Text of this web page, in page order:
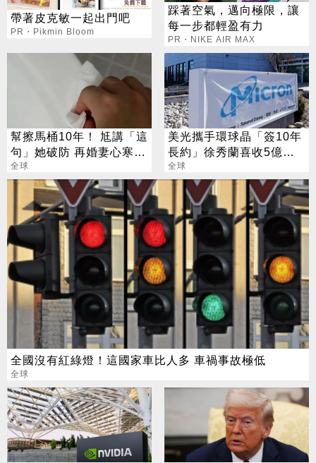
帶著皮克敏一起出門吧
PR・Pikmin Bloom
踩著空氣，邁向極限，讓
每一步都輕盈有力
PR・NIKE AIR MAX
幫擦馬桶10年！ 尪講「這
句」她破防 再婚妻心寒喊
離婚
全球
美光攜手環球晶「簽10年
長約」徐秀蘭喜收5億美
金大禮
全球
全國沒有紅綠燈！這國家車比人多 車禍事故極低
全球